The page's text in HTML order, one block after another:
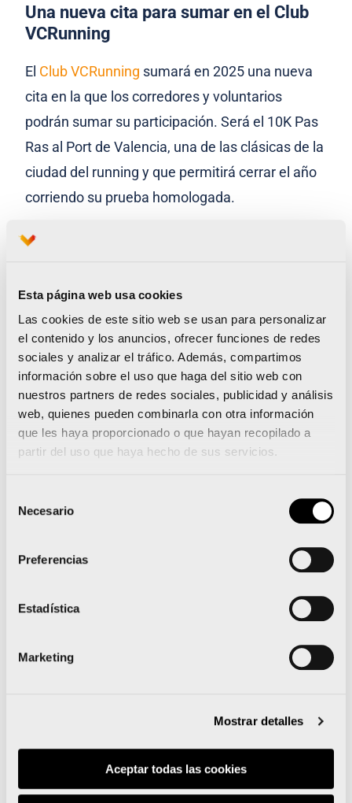
Esta página web usa cookies
Las cookies de este sitio web se usan para personalizar
el contenido y los anuncios, ofrecer funciones de redes
sociales y analizar el tráfico. Además, compartimos
información sobre el uso que haga del sitio web con
nuestros partners de redes sociales, publicidad y análisis
web, quienes pueden combinarla con otra información
que les haya proporcionado o que hayan recopilado a
partir del uso que haya hecho de sus servicios.
Necesario
Preferencias
Estadística
Marketing
Mostrar detalles
Aceptar todas las cookies
Una nueva cita para sumar en el Club
VCRunning
El Club VCRunning sumará en 2025 una nueva
cita en la que los corredores y voluntarios
podrán sumar su participación. Será el 10K Pas
Ras al Port de Valencia, una de las clásicas de la
ciudad del running y que permitirá cerrar el año
corriendo su prueba homologada.
De esta forma, sumarán los puntos y
Caixa Popular, el 10K Valencia Ibercaja y su 5K
Valencia Vamos, la 15K Nocturna, el Medio y
Maratón Valencia y el 10K Pas Ras, siendo un
total de 14 pruebas puntuables durante el año
2025.
Valencia celebra su XX aniversario
La 15K Nocturna Valencia
Gana Energía presenta su
camiseta oficial